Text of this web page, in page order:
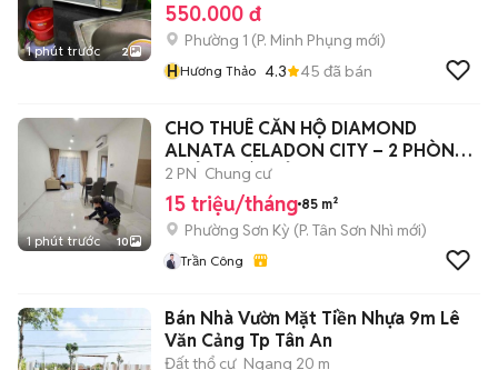
1 phút trước 2
550.000 đ
Phường 1 (P. Minh Phụng mới)
HHương Thảo 4.3 45 đã bán
1 phút trước 10
CHO THUÊ CĂN HỘ DIAMOND
ALNATA CELADON CITY – 2 PHÒNG
NGỦ – GIÁ CHỈ 15
2 PN Chung cư
15 triệu/tháng 85 m²
Phường Sơn Kỳ (P. Tân Sơn Nhì mới)
Trần Công
Bán Nhà Vườn Mặt Tiền Nhựa 9m Lê
Văn Cảng Tp Tân An
Đất thổ cư Ngang 20 m